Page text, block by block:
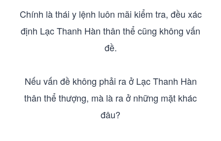
Chính là thái y lệnh luôn mãi kiểm tra, đều xác
định Lạc Thanh Hàn thân thể cũng không vấn
đề.
Nếu vấn đề không phải ra ở Lạc Thanh Hàn
thân thể thượng, mà là ra ở những mặt khác
đâu?